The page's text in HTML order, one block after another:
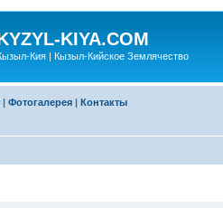
KIYA.COM
Кия | Кызыл-Кийское Землячество
| Фотогалерея | Контакты